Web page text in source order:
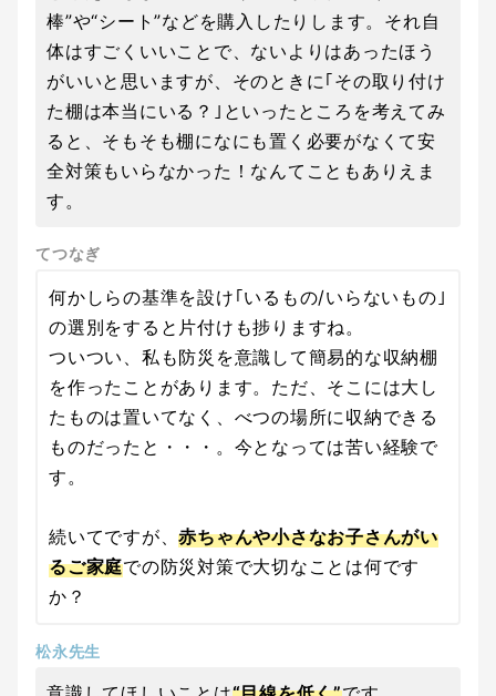
棒”や“シート”などを購入したりします。それ自
体はすごくいいことで、ないよりはあったほう
がいいと思いますが、そのときに｢その取り付け
た棚は本当にいる？｣といったところを考えてみ
ると、そもそも棚になにも置く必要がなくて安
全対策もいらなかった！なんてこともありえま
す。
てつなぎ
何かしらの基準を設け｢いるもの/いらないもの｣
の選別をすると片付けも捗りますね。
ついつい、私も防災を意識して簡易的な収納棚
を作ったことがあります。ただ、そこには大し
たものは置いてなく、べつの場所に収納できる
ものだったと・・・。今となっては苦い経験で
す。
続いてですが、赤ちゃんや小さなお子さんがい
るご家庭での防災対策で大切なことは何です
か？
松永先生